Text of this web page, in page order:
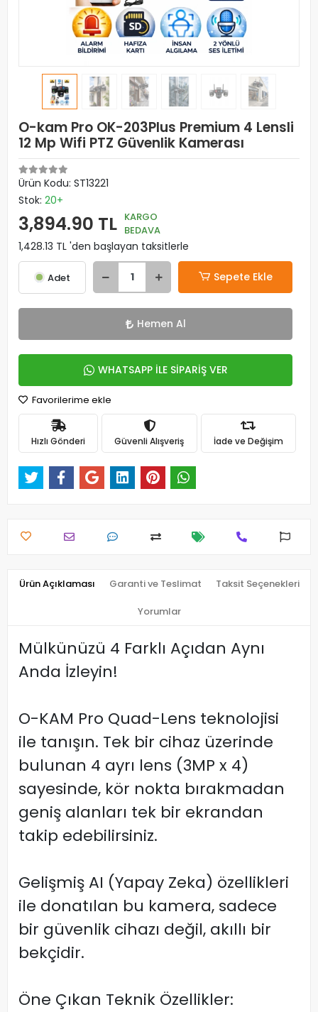
O-kam Pro OK-203Plus Premium 4 Lensli
12 Mp Wifi PTZ Güvenlik Kamerası
Ürün Kodu: ST13221
Stok: 20+
3,894.90 TL KARGO
BEDAVA
1,428.13 TL 'den başlayan taksitlerle
Adet Sepete Ekle
Hemen Al
WHATSAPP İLE SİPARİŞ VER
Favorilerime ekle
Hızlı Gönderi Güvenli Alışveriş İade ve Değişim
Ürün Açıklaması Garanti ve Teslimat Taksit Seçenekleri
Yorumlar
Mülkünüzü 4 Farklı Açıdan Aynı
Anda İzleyin!
O-KAM Pro Quad-Lens teknolojisi
ile tanışın. Tek bir cihaz üzerinde
bulunan 4 ayrı lens (3MP x 4)
sayesinde, kör nokta bırakmadan
geniş alanları tek bir ekrandan
takip edebilirsiniz.
Gelişmiş AI (Yapay Zeka) özellikleri
ile donatılan bu kamera, sadece
bir güvenlik cihazı değil, akıllı bir
bekçidir.
Öne Çıkan Teknik Özellikler: